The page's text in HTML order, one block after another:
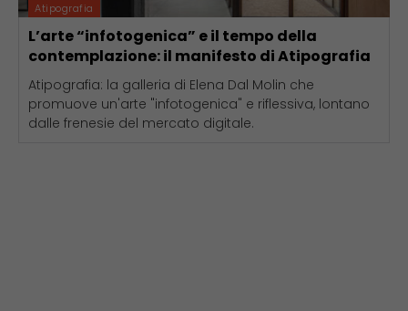
Atipografia
L’arte “infotogenica” e il tempo della
contemplazione: il manifesto di Atipografia
Atipografia: la galleria di Elena Dal Molin che
promuove un'arte "infotogenica" e riflessiva, lontano
dalle frenesie del mercato digitale.